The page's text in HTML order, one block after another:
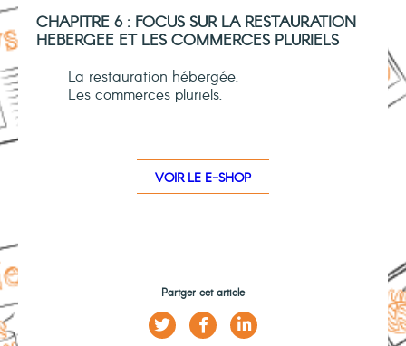
CHAPITRE 6 : FOCUS SUR LA RESTAURATION
HEBERGEE ET LES COMMERCES PLURIELS
La restauration hébergée.
Les commerces pluriels.
VOIR LE E-SHOP
Partger cet article